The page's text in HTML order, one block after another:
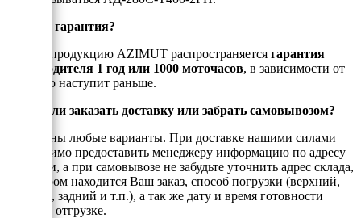
Есть ли гарантия?
На всю продукцию AZIMUT распространяется гарантия
производителя 1 год или 1000 моточасов, в зависимости от
того, что наступит раньше.
Можно ли заказать доставку или забрать самовывозом?
Возможны любые варианты. При доставке нашими силами
необходимо предоставить менеджеру информацию по адресу
доставки, а при самовывозе не забудьте уточнить адрес склада,
на котором находится Ваш заказ, способ погрузки (верхний,
боковой, задний и т.п.), а так же дату и время готовности
товара к отгрузке.